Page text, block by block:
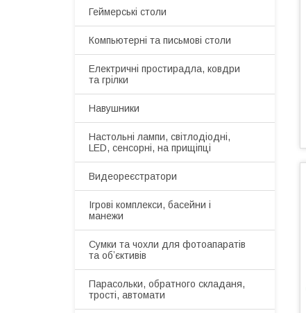
Геймерські столи
Компьютерні та письмові столи
Електричні простирадла, ковдри
та грілки
Навушники
Настольні лампи, світлодіодні,
LED, сенсорні, на прищіпці
Видеореєстратори
Ігрові комплекси, басейни і
манежи
Сумки та чохли для фотоапаратів
та обʼєктивів
Парасольки, обратного складаня,
трості, автомати